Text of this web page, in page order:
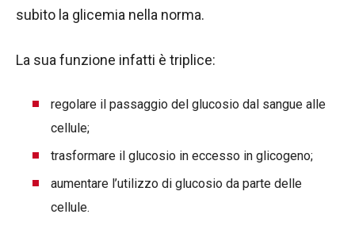
subito la glicemia nella norma.
La sua funzione infatti è triplice:
regolare il passaggio del glucosio dal sangue alle
cellule;
trasformare il glucosio in eccesso in glicogeno;
aumentare l’utilizzo di glucosio da parte delle
cellule.